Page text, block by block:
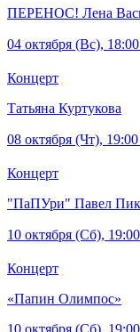
ПЕРЕНОС! Лена
04 октября (Вс), 18:00
Концерт
Татьяна Куртукова
08 октября (Чт), 19:00
Концерт
"ПаПУри" Павел
10 октября (Сб), 19:00
Концерт
«Папин Олимпос»
10 октября (Сб), 19:00